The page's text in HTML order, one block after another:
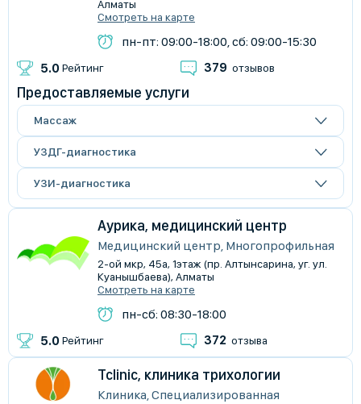
Алматы
Смотреть на карте
пн-пт: 09:00-18:00, сб: 09:00-15:30
5.0 Рейтинг 379 отзывов
Предоставляемые услуги
Массаж
УЗДГ-диагностика
УЗИ-диагностика
Аурика, медицинский центр
Медицинский центр, Многопрофильная
2-ой мкр, 45а, 1этаж (пр. Алтынсарина, уг. ул.
Куанышбаева), Алматы
Смотреть на карте
пн-сб: 08:30-18:00
5.0 Рейтинг 372 отзыва
Tclinic, клиника трихологии
Клиника, Специализированная